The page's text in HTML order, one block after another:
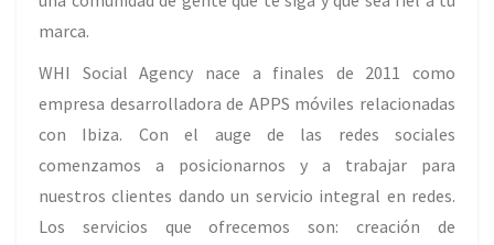
marca.
WHI Social Agency nace a finales de 2011 como
empresa desarrolladora de APPS móviles relacionadas
con Ibiza. Con el auge de las redes sociales
comenzamos a posicionarnos y a trabajar para
nuestros clientes dando un servicio integral en redes.
Los servicios que ofrecemos son: creación de